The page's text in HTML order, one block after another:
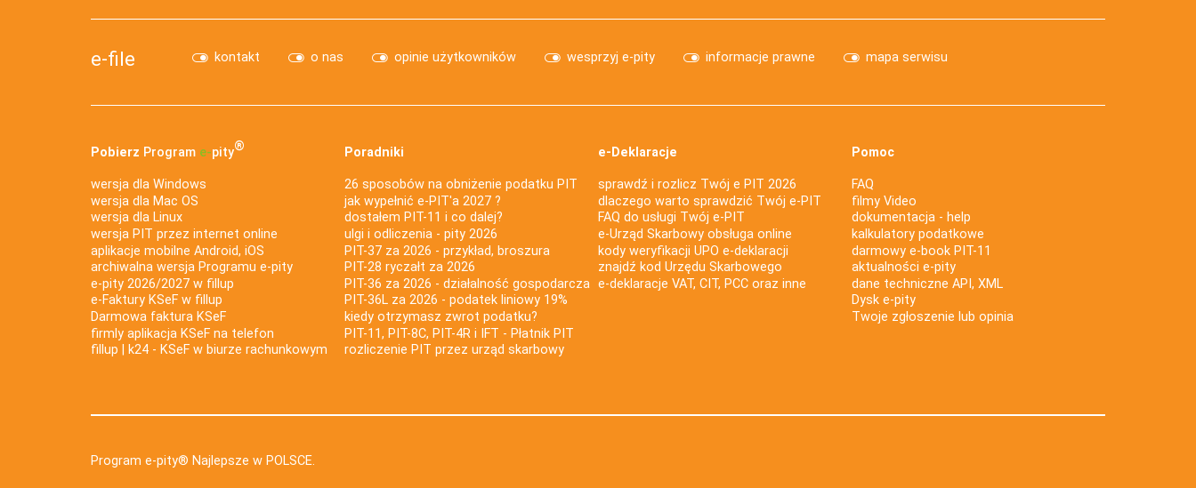
e-file kontakt o nas opinie użytkowników wesprzyj e-pity informacje prawne mapa serwisu
Pobierz Program e‑pity®
wersja dla Windows
wersja dla Mac OS
wersja dla Linux
wersja PIT przez internet online
aplikacje mobilne Android, iOS
archiwalna wersja Programu e-pity
e-pity 2026/2027 w fillup
e‑Faktury KSeF w fillup
Darmowa faktura KSeF
firmly aplikacja KSeF na telefon
fillup | k24 - KSeF w biurze rachunkowym
Poradniki
26 sposobów na obniżenie podatku PIT
jak wypełnić e-PIT'a 2027 ?
dostałem PIT-11 i co dalej?
ulgi i odliczenia - pity 2026
PIT-37 za 2026 - przykład, broszura
PIT-28 ryczałt za 2026
PIT-36 za 2026 - działalność gospodarcza
PIT-36L za 2026 - podatek liniowy 19%
kiedy otrzymasz zwrot podatku?
PIT-11, PIT-8C, PIT-4R i IFT - Płatnik PIT
rozliczenie PIT przez urząd skarbowy
e-Deklaracje
sprawdź i rozlicz Twój e PIT 2026
dlaczego warto sprawdzić Twój e-PIT
FAQ do usługi Twój e-PIT
e-Urząd Skarbowy obsługa online
kody weryfikacji UPO e-deklaracji
znajdź kod Urzędu Skarbowego
e-deklaracje VAT, CIT, PCC oraz inne
Pomoc
FAQ
filmy Video
dokumentacja - help
kalkulatory podatkowe
darmowy e-book PIT-11
aktualności e-pity
dane techniczne API, XML
Dysk e-pity
Twoje zgłoszenie lub opinia
Program e-pity® Najlepsze w POLSCE.